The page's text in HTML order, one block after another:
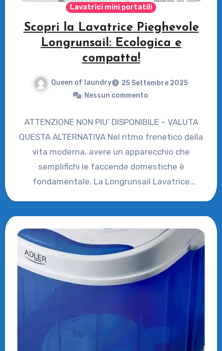
Lavatrici mini portatili
Scopri la Lavatrice Pieghevole
Longrunsail: Ecologica e
compatta!
Queen of laundry
25 Settembre 2025
Nessun commento
ATTENZIONE NON PIU’ DISPONIBILE – VALUTA
QUESTA ALTERNATIVA Nel ritmo frenetico della
vita moderna, avere un apparecchio che
semplifichi le faccende domestiche è
fondamentale. La Longrunsail Lavatrice